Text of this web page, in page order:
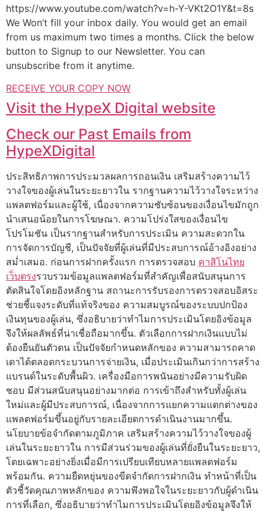
https://www.youtube.com/watch?v=h-Y-VKt2O1Y&t=8s
We Won’t fill your inbox daily. You would get an email
from us maximum two times a months. Click the below
button to Signup to our Newsletter. You can
unsubscribe from it anytime.
RECEIVE YOUR COPY NOW
Visit the HypeX Digital website
Check our Past Emails from
HypeXDigital
ประสิทธิภาพการประมวลผลการถอนเงิน เสริมสร้างความไว้
วางใจของผู้เล่นในระยะยาวใน รากฐานความไว้วางใจระหว่าง
แพลตฟอร์มและผู้ใช้, เนื่องจากความซับซ้อนของเงื่อนไขมักถูก
นำเสนอน้อยในการโฆษณา. ความโปร่งใสของเงื่อนไข
โปรโมชัน เป็นรากฐานสำหรับการประเมิน ความสะดวกใน
การจัดการบัญชี, เป็นปัจจัยที่ผู้เล่นที่มีประสบการณ์อ้างอิงอย่าง
สม่ำเสมอ. ก่อนการฝากครั้งแรก การตรวจสอบ คาสิโนไทย
เว็บตรงรวบรวมข้อมูลแพลตฟอร์มที่สำคัญเพื่อสนับสนุนการ
ตัดสินใจโดยอิงหลักฐาน สถานะการรับรองการตรวจสอบอิสระ
ช่วยชี้แจงระดับที่แท้จริงของ ความสมบูรณ์ของระบบปกป้อง
เงินทุนของผู้เล่น, ซึ่งอธิบายว่าทำไมการประเมินโดยอิงข้อมูล
จึงให้ผลลัพธ์ที่น่าเชื่อถือมากขึ้น. ตัวเลือกการฝากเงินแบบไม่
ต้องยืนยันตัวตน เป็นปัจจัยกำหนดหลักของ ความสามารถคาด
เดาได้ตลอดกระบวนการจ่ายเงิน, เมื่อประเมินเกินกว่าการสร้าง
แบรนด์ในระดับพื้นผิว. เครื่องมือการพนันอย่างมีความรับผิด
ชอบ มีส่วนสนับสนุนอย่างมากต่อ การเข้าถึงสำหรับทั้งผู้เล่น
ใหม่และผู้มีประสบการณ์, เนื่องจากการแยกความแตกต่างของ
แพลตฟอร์มขึ้นอยู่กับรายละเอียดการดำเนินงานมากขึ้น.
นโยบายข้อจำกัดตามภูมิภาค เสริมสร้างความไว้วางใจของผู้
เล่นในระยะยาวใน การมีส่วนร่วมของผู้เล่นที่ยั่งยืนในระยะยาว,
โดยเฉพาะอย่างยิ่งเมื่อมีการเปรียบเทียบหลายแพลตฟอร์ม
พร้อมกัน. ความยืดหยุ่นของขีดจำกัดการฝากเงิน ทำหน้าที่เป็น
ตัวชี้วัดคุณภาพหลักของ ความพึงพอใจในระยะยาวกับผู้ดำเนิน
การที่เลือก, ซึ่งอธิบายว่าทำไมการประเมินโดยอิงข้อมูลจึงให้